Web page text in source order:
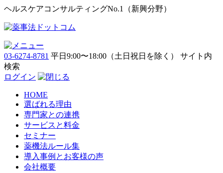
ヘルスケアコンサルティングNo.1（新興分野）
03-6274-8781 平日9:00〜18:00（土日祝日を除く）
サイト内
検索
ログイン
HOME
選ばれる理由
専門家との連携
サービスと料金
セミナー
薬機法ルール集
導入事例とお客様の声
会社概要